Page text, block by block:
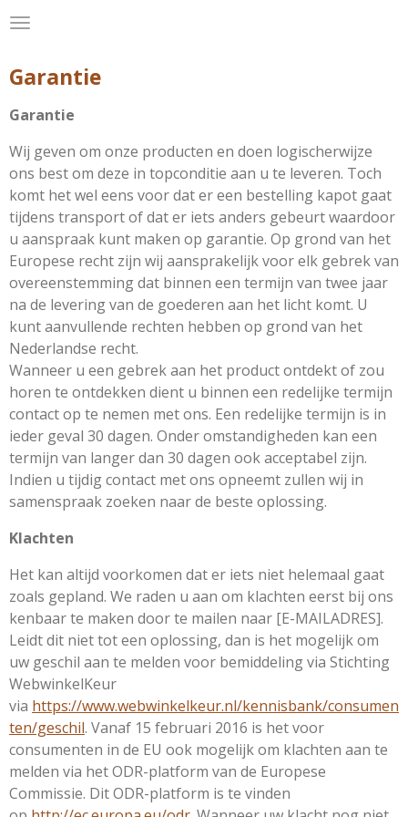
Ga
de
hoofdinhoud
Garantie
Garantie
Wij geven om onze producten en doen logischerwijze
ons best om deze in topconditie aan u te leveren. Toch
komt het wel eens voor dat er een bestelling kapot gaat
tijdens transport of dat er iets anders gebeurt waardoor
u aanspraak kunt maken op garantie. Op grond van het
Europese recht zijn wij aansprakelijk voor elk gebrek van
overeenstemming dat binnen een termijn van twee jaar
na de levering van de goederen aan het licht komt. U
kunt aanvullende rechten hebben op grond van het
Nederlandse recht.
Wanneer u een gebrek aan het product ontdekt of zou
horen te ontdekken dient u binnen een redelijke termijn
contact op te nemen met ons. Een redelijke termijn is in
ieder geval 30 dagen. Onder omstandigheden kan een
termijn van langer dan 30 dagen ook acceptabel zijn.
Indien u tijdig contact met ons opneemt zullen wij in
samenspraak zoeken naar de beste oplossing.
Klachten
Het kan altijd voorkomen dat er iets niet helemaal gaat
zoals gepland. We raden u aan om klachten eerst bij ons
kenbaar te maken door te mailen naar [E-MAILADRES].
Leidt dit niet tot een oplossing, dan is het mogelijk om
uw geschil aan te melden voor bemiddeling via Stichting
WebwinkelKeur
via https://www.webwinkelkeur.nl/kennisbank/consumen
ten/geschil. Vanaf 15 februari 2016 is het voor
consumenten in de EU ook mogelijk om klachten aan te
melden via het ODR-platform van de Europese
Commissie. Dit ODR-platform is te vinden